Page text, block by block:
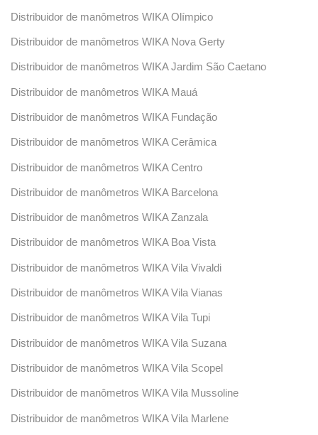
Distribuidor de manômetros WIKA Olímpico
Distribuidor de manômetros WIKA Nova Gerty
Distribuidor de manômetros WIKA Jardim São Caetano
Distribuidor de manômetros WIKA Mauá
Distribuidor de manômetros WIKA Fundação
Distribuidor de manômetros WIKA Cerâmica
Distribuidor de manômetros WIKA Centro
Distribuidor de manômetros WIKA Barcelona
Distribuidor de manômetros WIKA Zanzala
Distribuidor de manômetros WIKA Boa Vista
Distribuidor de manômetros WIKA Vila Vivaldi
Distribuidor de manômetros WIKA Vila Vianas
Distribuidor de manômetros WIKA Vila Tupi
Distribuidor de manômetros WIKA Vila Suzana
Distribuidor de manômetros WIKA Vila Scopel
Distribuidor de manômetros WIKA Vila Mussoline
Distribuidor de manômetros WIKA Vila Marlene